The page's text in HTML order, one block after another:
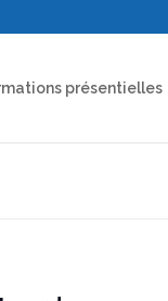
présentielles